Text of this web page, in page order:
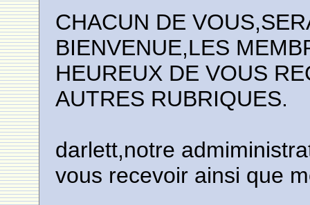
CHACUN DE
BIENVENUE,LES
HEUREUX DE VOUS
AUTRES RUBRIQUES.
darlett,notre
vous recevoir ainsi que